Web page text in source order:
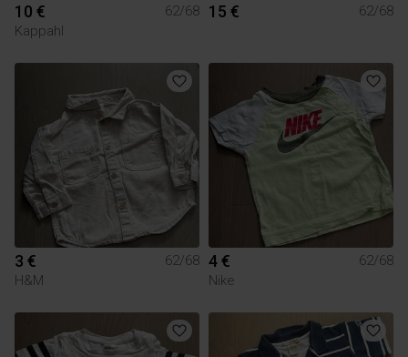
10 €
62/68
Kappahl
15 € 62/68
3 €
62/68
H&M
4 €
62/68
Nike